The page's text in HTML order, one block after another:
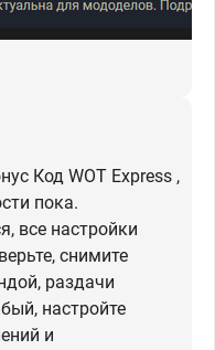
Код WOT Express ,
пока.
все настройки
снимите
раздачи
настройте
и